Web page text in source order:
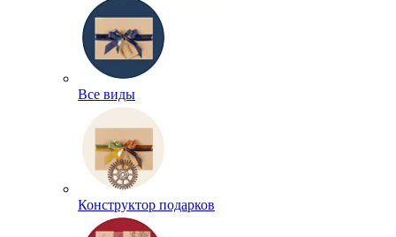
Все виды
Конструктор подарков